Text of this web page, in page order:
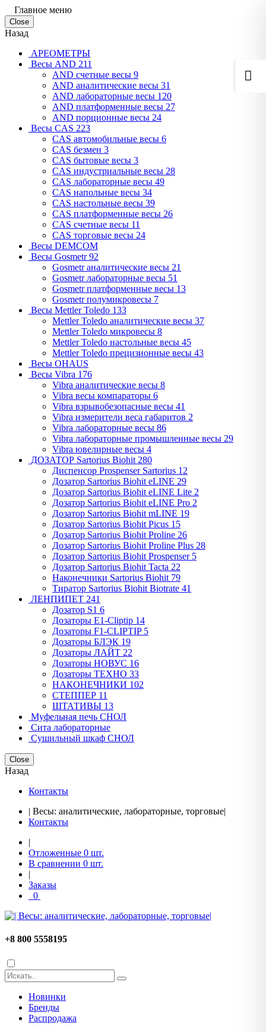
Главное меню
Close
Назад
АРЕОМЕТРЫ
Весы AND 211
AND cчетные весы 9
AND аналитические весы 31
AND лабораторные весы 120
AND платформенные весы 27
AND порционные весы 24
Весы CAS 223
CAS автомобильные весы 6
CAS безмен 3
CAS бытовые весы 3
CAS индустриальные весы 28
CAS лабораторные весы 49
CAS напольные весы 34
CAS настольные весы 39
CAS платформенные весы 26
CAS счетные весы 11
CAS торговые весы 24
Весы DEMCOM
Весы Gosmetr92
Gosmetr аналитические весы 21
Gosmetr лабораторные весы 51
Gosmetr платформенные весы 13
Gosmetr полумикровесы 7
Весы Mettler Toledo 133
Mettler Toledo аналитические весы 37
Mettler Toledo микровесы 8
Mettler Toledo настольные весы 45
Mettler Toledo прецизионные весы 43
Весы OHAUS
Весы Vibra 176
Vibra аналитические весы 8
Vibra весы компараторы 6
Vibra взрывобезопасные весы 41
Vibra измерители веса габаритов 2
Vibra лабораторные весы 86
Vibra лабораторные промышленные весы 29
Vibra ювелирные весы 4
ДОЗАТОР Sartorius Biohit 280
Диспенсор Prospenser Sartorius 12
Дозатор Sartorius Biohit eLINE 29
Дозатор Sartorius Biohit eLINE Lite 2
Дозатор Sartorius Biohit eLINE Pro 2
Дозатор Sartorius Biohit mLINE 19
Дозатор Sartorius Biohit Picus 15
Дозатор Sartorius Biohit Proline 26
Дозатор Sartorius Biohit Proline Plus 28
Дозатор Sartorius Biohit Prospenser 5
Дозатор Sartorius Biohit Tacta 22
Наконечники Sartorius Biohit 79
Тиратор Sartorius Biohit Biotrate 41
ЛЕНПИПЕТ 241
Дозатор S1 6
Дозаторы E1-Cliptip 14
Дозаторы F1-CLIPTIP 5
Дозаторы БЛЭК 19
Дозаторы ЛАЙТ 22
Дозаторы НОВУС 16
Дозаторы ТЕХНО 33
НАКОНЕЧНИКИ 102
СТЕППЕР 11
ШТАТИВЫ 13
Муфельная печь СНОЛ
Сита лабораторные
Сушильный шкаф СНОЛ
Close
Назад
Контакты
| Весы: аналитические, лабораторные, торговые|
Контакты
|
Отложенные 0 шт.
В сравнении 0 шт.
|
Заказы
0
+8 800 5558195
Новинки
Бренды
Распродажа